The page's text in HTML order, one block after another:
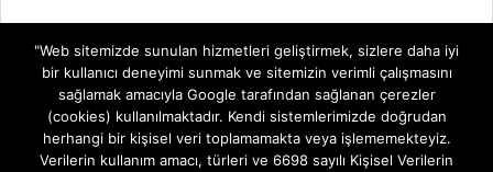
"Web sitemizde sunulan hizmetleri geliştirmek, sizlere daha iyi
bir kullanıcı deneyimi sunmak ve sitemizin verimli çalışmasını
sağlamak amacıyla Google tarafından sağlanan çerezler
(cookies) kullanılmaktadır. Kendi sistemlerimizde doğrudan
herhangi bir kişisel veri toplamamakta veya işlememekteyiz.
Verilerin kullanım amacı, türleri ve 6698 sayılı Kişisel Verilerin